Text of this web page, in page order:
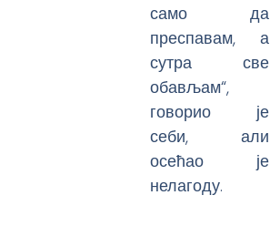
само да
преспавам, а
сутра све
обављам“,
говорио је
себи, али
осећао је
нелагоду.